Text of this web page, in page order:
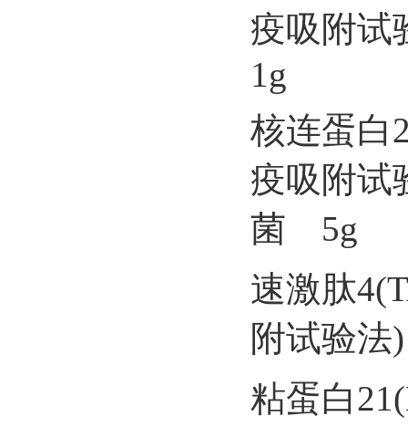
疫吸附
1g
核连蛋白
疫吸附
菌 5g
速激肽
附试验
粘蛋白